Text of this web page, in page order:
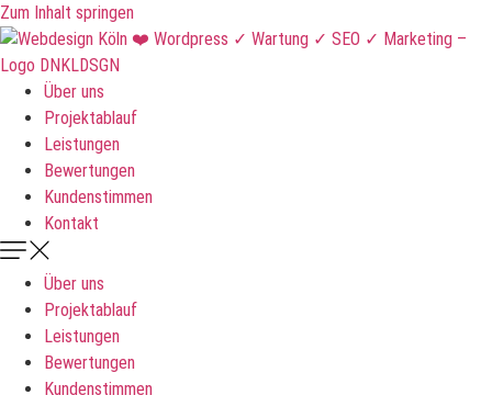
Zum Inhalt springen
Über uns
Projektablauf
Leistungen
Bewertungen
Kundenstimmen
Kontakt
Über uns
Projektablauf
Leistungen
Bewertungen
Kundenstimmen